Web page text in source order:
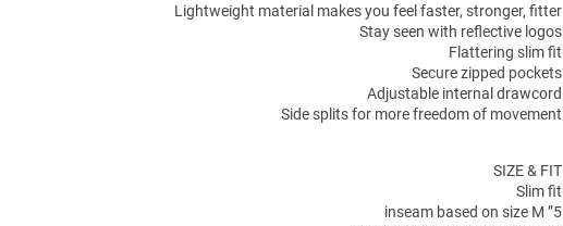
Lightweight material makes you feel faster, stronger, fitter
Stay seen with reflective logos
Flattering slim fit
Secure zipped pockets
Adjustable internal drawcord
Side splits for more freedom of movement
SIZE & FIT
Slim fit
5” inseam based on size M